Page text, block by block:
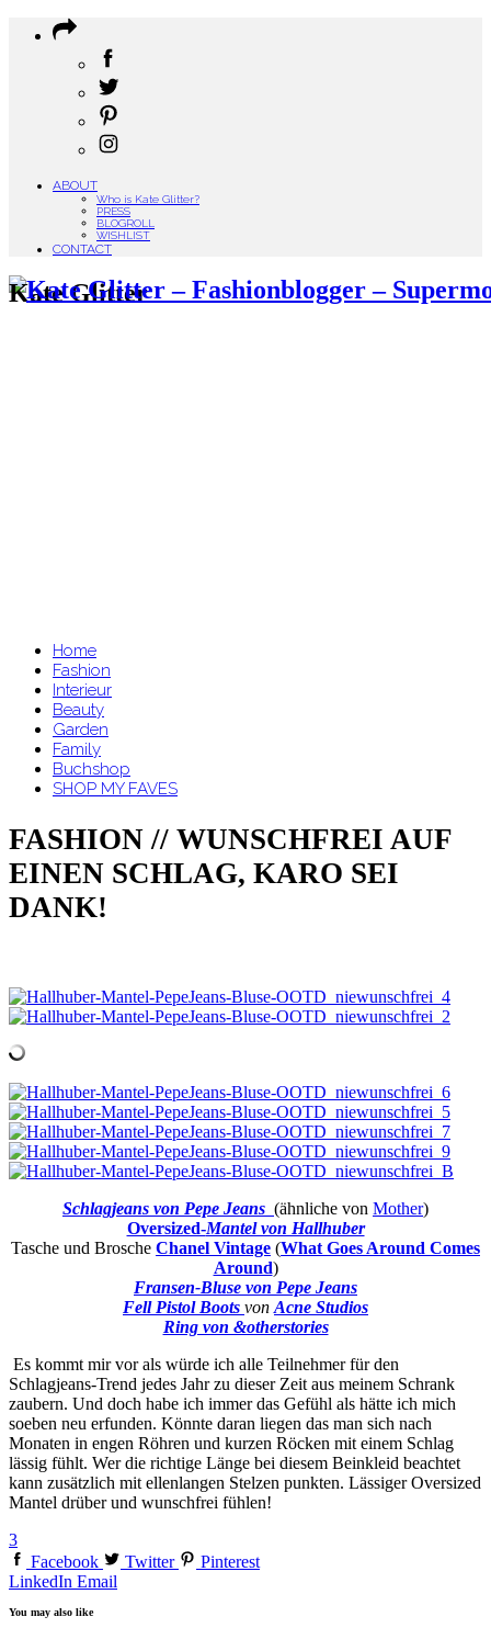
ABOUT
Who is Kate Glitter?
PRESS
BLOGROLL
WISHLIST
CONTACT
Kate Glitter
Home
Fashion
Interieur
Beauty
Garden
Family
Buchshop
SHOP MY FAVES
FASHION // WUNSCHFREI AUF
EINEN SCHLAG, KARO SEI
DANK!
Schlagjeans von Pepe Jeans (ähnliche von Mother)
Oversized-Mantel von Hallhuber
Tasche und Brosche Chanel Vintage (What Goes Around Comes
Around)
Fransen-Bluse von Pepe Jeans
Fell Pistol Boots von Acne Studios
Ring von &otherstories
Es kommt mir vor als würde ich alle Teilnehmer für den
Schlagjeans-Trend jedes Jahr zu dieser Zeit aus meinem Schrank
zaubern. Und doch habe ich immer das Gefühl als hätte ich mich
soeben neu erfunden. Könnte daran liegen das man sich nach
Monaten in engen Röhren und kurzen Röcken mit einem Schlag
lässig fühlt. Wer die richtige Länge bei diesem Beinkleid beachtet
kann zusätzlich mit ellenlangen Stelzen punkten. Lässiger Oversized
Mantel drüber und wunschfrei fühlen!
3
Facebook
Twitter
Pinterest
LinkedIn Email
You may also like